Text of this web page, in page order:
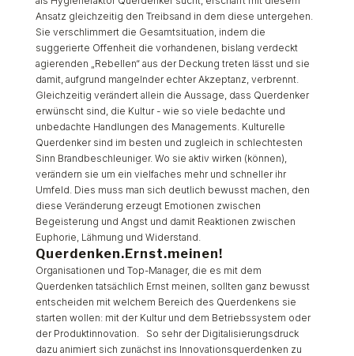
Ansatz gleichzeitig den Treibsand in dem diese untergehen.
Sie verschlimmert die Gesamtsituation, indem die
suggerierte Offenheit die vorhandenen, bislang verdeckt
agierenden „Rebellen“ aus der Deckung treten lässt und sie
damit, aufgrund mangelnder echter Akzeptanz, verbrennt.
Gleichzeitig verändert allein die Aussage, dass Querdenker
erwünscht sind, die Kultur - wie so viele bedachte und
unbedachte Handlungen des Managements. Kulturelle
Querdenker sind im besten und zugleich in schlechtesten
Sinn Brandbeschleuniger. Wo sie aktiv wirken (können),
verändern sie um ein vielfaches mehr und schneller ihr
Umfeld. Dies muss man sich deutlich bewusst machen, den
diese Veränderung erzeugt Emotionen zwischen
Begeisterung und Angst und damit Reaktionen zwischen
Euphorie, Lähmung und Widerstand.
Querdenken.Ernst.meinen!
Organisationen und Top-Manager, die es mit dem
Querdenken tatsächlich Ernst meinen, sollten ganz bewusst
entscheiden mit welchem Bereich des Querdenkens sie
starten wollen: mit der Kultur und dem Betriebssystem oder
der Produktinnovation. So sehr der Digitalisierungsdruck
dazu animiert sich zunächst ins Innovationsquerdenken zu